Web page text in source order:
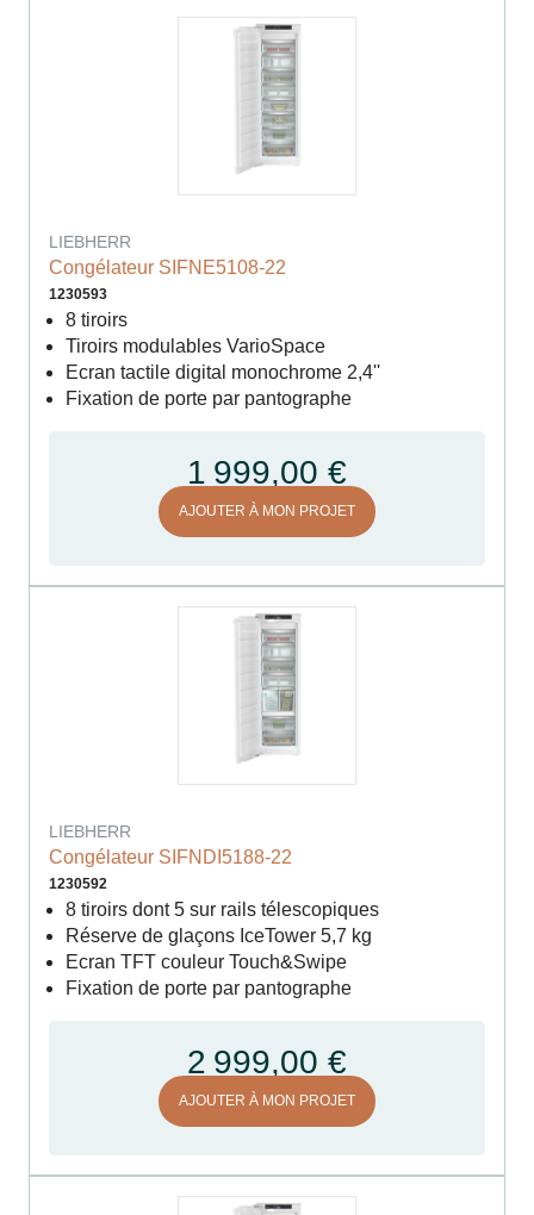
LIEBHERR
Congélateur SIFNE5108-22
1230593
8 tiroirs
Tiroirs modulables VarioSpace
Ecran tactile digital monochrome 2,4''
Fixation de porte par pantographe
1 999,00 €
AJOUTER À MON PROJET
LIEBHERR
Congélateur SIFNDI5188-22
1230592
8 tiroirs dont 5 sur rails télescopiques
Réserve de glaçons IceTower 5,7 kg
Ecran TFT couleur Touch&Swipe
Fixation de porte par pantographe
2 999,00 €
AJOUTER À MON PROJET